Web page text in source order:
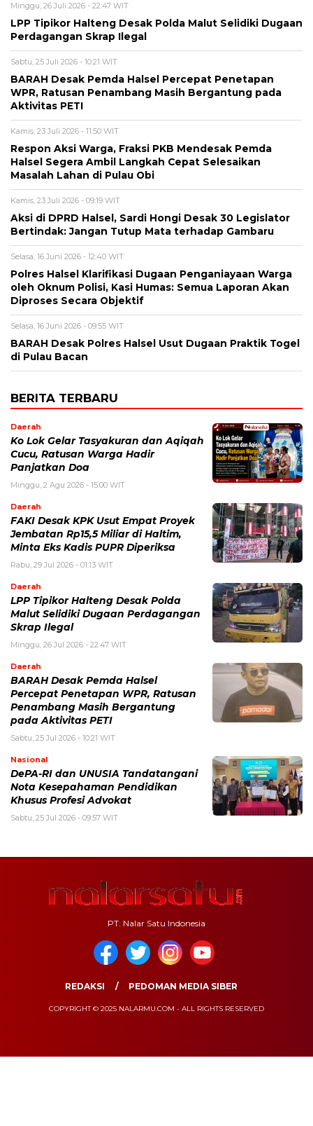
Minggu, 26 Juli 2026 - 22:47 WIT
LPP Tipikor Halteng Desak Polda Malut Selidiki Dugaan
Perdagangan Skrap Ilegal
Sabtu, 25 Juli 2026 - 10:21 WIT
BARAH Desak Pemda Halsel Percepat Penetapan
WPR, Ratusan Penambang Masih Bergantung pada
Aktivitas PETI
Kamis, 23 Juli 2026 - 11:50 WIT
Respon Aksi Warga, Fraksi PKB Mendesak Pemda
Halsel Segera Ambil Langkah Cepat Selesaikan
Masalah Lahan di Pulau Obi
Kamis, 23 Juli 2026 - 09:19 WIT
Aksi di DPRD Halsel, Sardi Hongi Desak 30 Legislator
Bertindak: Jangan Tutup Mata terhadap Gambaru
Selasa, 16 Juni 2026 - 12:40 WIT
Polres Halsel Klarifikasi Dugaan Penganiayaan Warga
oleh Oknum Polisi, Kasi Humas: Semua Laporan Akan
Diproses Secara Objektif
Selasa, 16 Juni 2026 - 09:55 WIT
BARAH Desak Polres Halsel Usut Dugaan Praktik Togel
di Pulau Bacan
BERITA TERBARU
Daerah
Ko Lok Gelar Tasyakuran dan Aqiqah
Cucu, Ratusan Warga Hadir
Panjatkan Doa
Minggu, 2 Agu 2026 - 15:00 WIT
Daerah
FAKI Desak KPK Usut Empat Proyek
Jembatan Rp15,5 Miliar di Haltim,
Minta Eks Kadis PUPR Diperiksa
Rabu, 29 Jul 2026 - 01:13 WIT
Daerah
LPP Tipikor Halteng Desak Polda
Malut Selidiki Dugaan Perdagangan
Skrap Ilegal
Minggu, 26 Jul 2026 - 22:47 WIT
Daerah
BARAH Desak Pemda Halsel
Percepat Penetapan WPR, Ratusan
Penambang Masih Bergantung
pada Aktivitas PETI
Sabtu, 25 Jul 2026 - 10:21 WIT
Nasional
DePA-RI dan UNUSIA Tandatangani
Nota Kesepahaman Pendidikan
Khusus Profesi Advokat
Sabtu, 25 Jul 2026 - 09:57 WIT
PT. Nalar Satu Indonesia
REDAKSI PEDOMAN MEDIA SIBER
COPYRIGHT © 2025 NALARMU.COM - ALL RIGHTS RESERVED